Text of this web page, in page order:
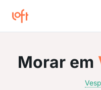
Morar em